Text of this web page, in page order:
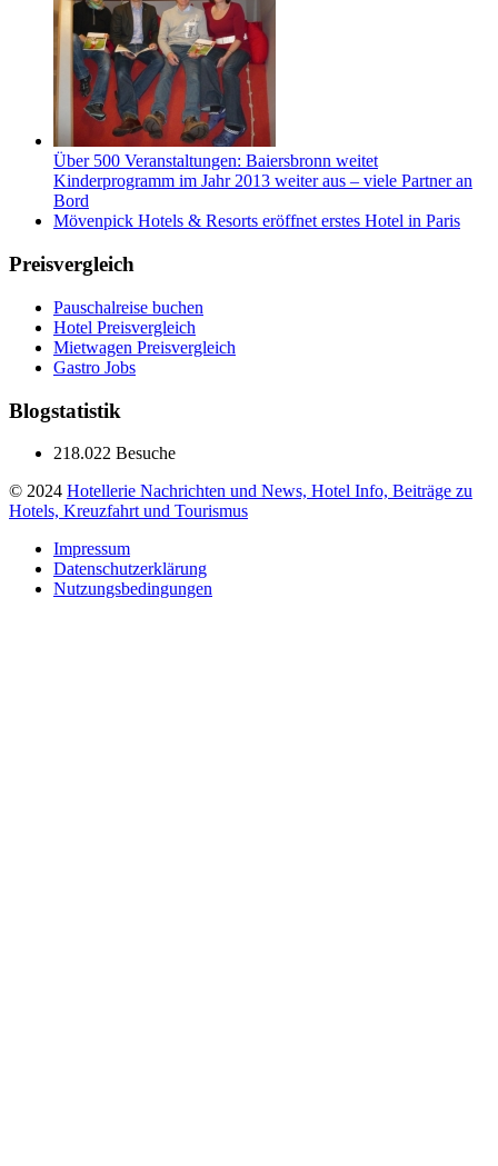
Über 500 Veranstaltungen: Baiersbronn weitet
Kinderprogramm im Jahr 2013 weiter aus – viele Partner an
Bord
Mövenpick Hotels & Resorts eröffnet erstes Hotel in Paris
Preisvergleich
Pauschalreise buchen
Hotel Preisvergleich
Mietwagen Preisvergleich
Gastro Jobs
Blogstatistik
218.022 Besuche
© 2024 Hotellerie Nachrichten und News, Hotel Info, Beiträge zu
Hotels, Kreuzfahrt und Tourismus
Impressum
Datenschutzerklärung
Nutzungsbedingungen